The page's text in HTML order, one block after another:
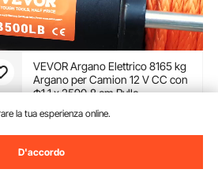
VEVOR Argano Elettrico 8165 kg
Argano per Camion 12 V CC con
Φ1,1 x 2590,8 cm Rullo
Telecomando Senza Fili e
Cablato, IP55 Impermeabile per
Traino Fuoristrada SUV Jeep
Camion
462 €
Disponibile
la tua esperienza online.
D'accordo